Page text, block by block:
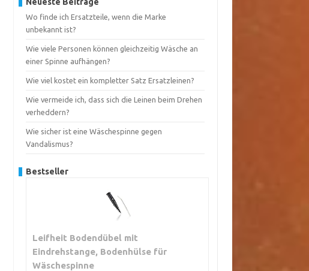
Wo finde ich Ersatzteile, wenn die Marke
unbekannt ist?
Wie viele Personen können gleichzeitig Wäsche an
einer Spinne aufhängen?
Wie viel kostet ein kompletter Satz Ersatzleinen?
Wie vermeide ich, dass sich die Leinen beim Drehen
verheddern?
Wie sicher ist eine Wäschespinne gegen
Vandalismus?
Bestseller
Leifheit Bodendübel mit
Eindrehstange, Bodenhülse für
Wäschespinne